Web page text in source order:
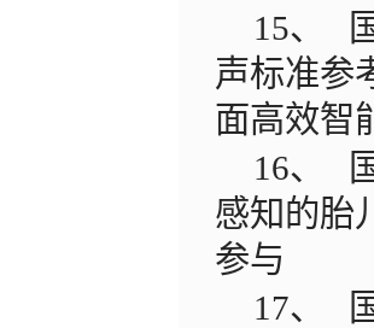
15、
声标准参
面高效智
16、
感知的胎
参与
17、